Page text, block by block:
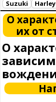
Suzuki
Все марки
О
их от
О